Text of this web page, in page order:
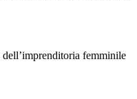
femminile